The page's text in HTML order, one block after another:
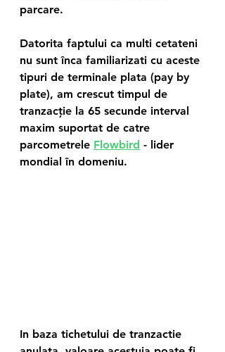
parcare.
Datorita faptului ca multi cetateni
nu sunt înca familiarizati cu aceste
tipuri de terminale plata (pay by
plate), am crescut timpul de
tranzacție la 65 secunde interval
maxim suportat de catre
parcometrele Flowbird - lider
mondial în domeniu.
In baza tichetului de tranzactie